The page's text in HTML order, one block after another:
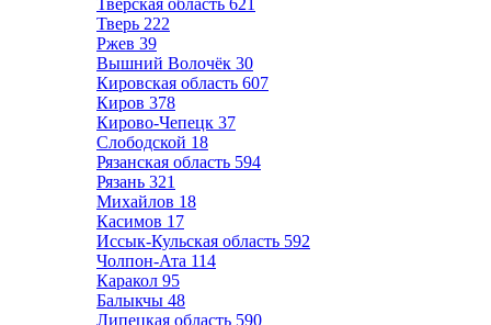
Тверская область 621
Тверь 222
Ржев 39
Вышний Волочёк 30
Кировская область 607
Киров 378
Кирово-Чепецк 37
Слободской 18
Рязанская область 594
Рязань 321
Михайлов 18
Касимов 17
Иссык-Кульская область 592
Чолпон-Ата 114
Каракол 95
Балыкчы 48
Липецкая область 590